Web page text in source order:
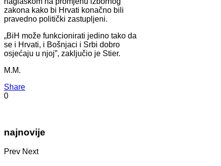
zakona kako bi Hrvati konačno bili
pravedno politički zastupljeni.
„BiH može funkcionirati jedino tako da
se i Hrvati, i Bošnjaci i Srbi dobro
osjećaju u njoj”, zaključio je Stier.
M.M.
Share
0
najnovije
Prev Next